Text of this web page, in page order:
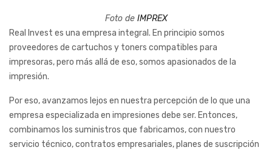
Foto de IMPREX
Real Invest es una empresa integral. En principio somos
proveedores de cartuchos y toners compatibles para
impresoras, pero más allá de eso, somos apasionados de la
impresión.
Por eso, avanzamos lejos en nuestra percepción de lo que una
empresa especializada en impresiones debe ser. Entonces,
combinamos los suministros que fabricamos, con nuestro
servicio técnico, contratos empresariales, planes de suscripción